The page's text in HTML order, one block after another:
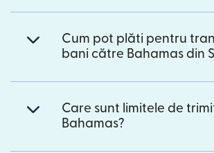
Cum pot plăti pentru
bani către Bahamas din
Care sunt limitele de
Bahamas?